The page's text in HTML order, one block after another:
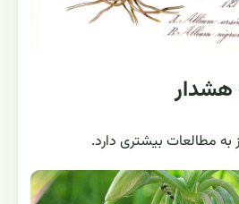
هشدار
به مطالعات بیشتری دارد.